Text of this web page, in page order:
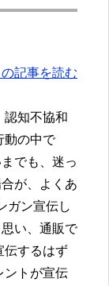
の記事を読む
認知不協和
動の中で
でも、迷っ
が、よくあ
ガン宣伝し
い、通販で
伝するはず
ントが宣伝